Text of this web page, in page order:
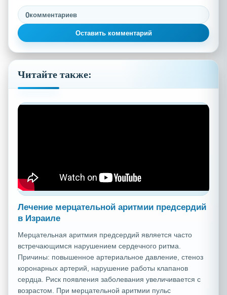
0комментариев
Оставить комментарий
Читайте также:
Лечение мерцательной аритмии предсердий
в Израиле
Мерцательная аритмия предсердий является часто
встречающимся нарушением сердечного ритма.
Причины: повышенное артериальное давление, стеноз
коронарных артерий, нарушение работы клапанов
сердца. Риск появления заболевания увеличивается с
возрастом. При мерцательной аритмии пульс